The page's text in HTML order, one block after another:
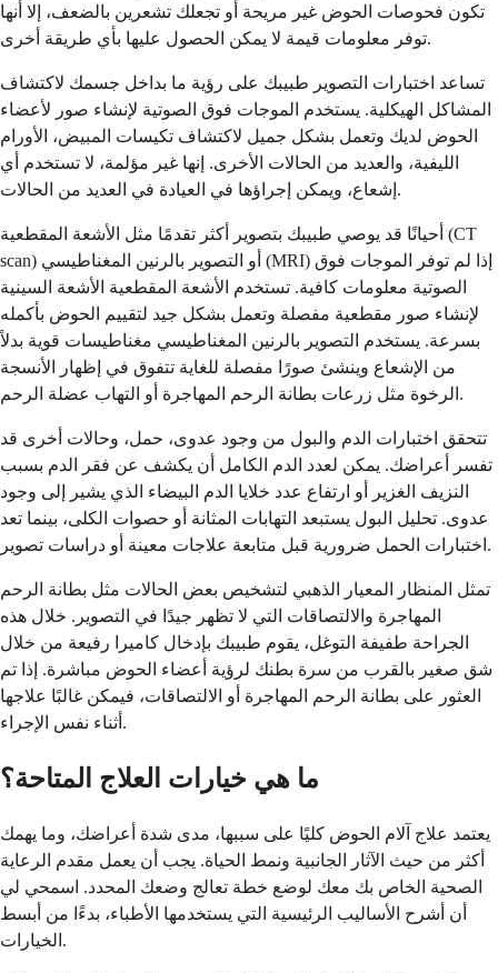
تكون فحوصات الحوض غير مريحة أو تجعلك تشعرين بالضعف، إلا أنها
توفر معلومات قيمة لا يمكن الحصول عليها بأي طريقة أخرى.
تساعد اختبارات التصوير طبيبك على رؤية ما بداخل جسمك لاكتشاف
المشاكل الهيكلية. يستخدم الموجات فوق الصوتية لإنشاء صور لأعضاء
الحوض لديك وتعمل بشكل جميل لاكتشاف تكيسات المبيض، الأورام
الليفية، والعديد من الحالات الأخرى. إنها غير مؤلمة، لا تستخدم أي
إشعاع، ويمكن إجراؤها في العيادة في العديد من الحالات.
أحيانًا قد يوصي طبيبك بتصوير أكثر تقدمًا مثل الأشعة المقطعية (CT
scan) أو التصوير بالرنين المغناطيسي (MRI) إذا لم توفر الموجات فوق
الصوتية معلومات كافية. تستخدم الأشعة المقطعية الأشعة السينية
لإنشاء صور مقطعية مفصلة وتعمل بشكل جيد لتقييم الحوض بأكمله
بسرعة. يستخدم التصوير بالرنين المغناطيسي مغناطيسات قوية بدلاً
من الإشعاع وينشئ صورًا مفصلة للغاية تتفوق في إظهار الأنسجة
الرخوة مثل زرعات بطانة الرحم المهاجرة أو التهاب عضلة الرحم.
تتحقق اختبارات الدم والبول من وجود عدوى، حمل، وحالات أخرى قد
تفسر أعراضك. يمكن لعدد الدم الكامل أن يكشف عن فقر الدم بسبب
النزيف الغزير أو ارتفاع عدد خلايا الدم البيضاء الذي يشير إلى وجود
عدوى. تحليل البول يستبعد التهابات المثانة أو حصوات الكلى، بينما تعد
اختبارات الحمل ضرورية قبل متابعة علاجات معينة أو دراسات تصوير.
تمثل المنظار المعيار الذهبي لتشخيص بعض الحالات مثل بطانة الرحم
المهاجرة والالتصاقات التي لا تظهر جيدًا في التصوير. خلال هذه
الجراحة طفيفة التوغل، يقوم طبيبك بإدخال كاميرا رفيعة من خلال
شق صغير بالقرب من سرة بطنك لرؤية أعضاء الحوض مباشرة. إذا تم
العثور على بطانة الرحم المهاجرة أو الالتصاقات، فيمكن غالبًا علاجها
أثناء نفس الإجراء.
ما هي خيارات العلاج المتاحة؟
يعتمد علاج آلام الحوض كليًا على سببها، مدى شدة أعراضك، وما يهمك
أكثر من حيث الآثار الجانبية ونمط الحياة. يجب أن يعمل مقدم الرعاية
الصحية الخاص بك معك لوضع خطة تعالج وضعك المحدد. اسمحي لي
أن أشرح الأساليب الرئيسية التي يستخدمها الأطباء، بدءًا من أبسط
الخيارات.